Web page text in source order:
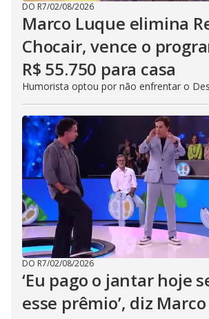
DO R7/02/08/2026
Marco Luque elimina
Chocair, vence o
R$ 55.750 para casa
Humorista optou por não enfrentar o
DO R7/02/08/2026
‘Eu pago o jantar hoje
esse prêmio’, diz